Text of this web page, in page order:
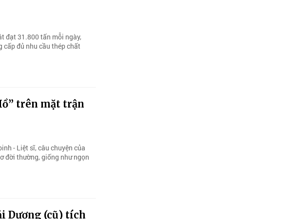
đạt 31.800 tấn mỗi ngày,
cấp đủ nhu cầu thép chất
trên mặt trận
- Liệt sĩ, câu chuyện của
đời thường, giống như ngọn
Dương (cũ) tích